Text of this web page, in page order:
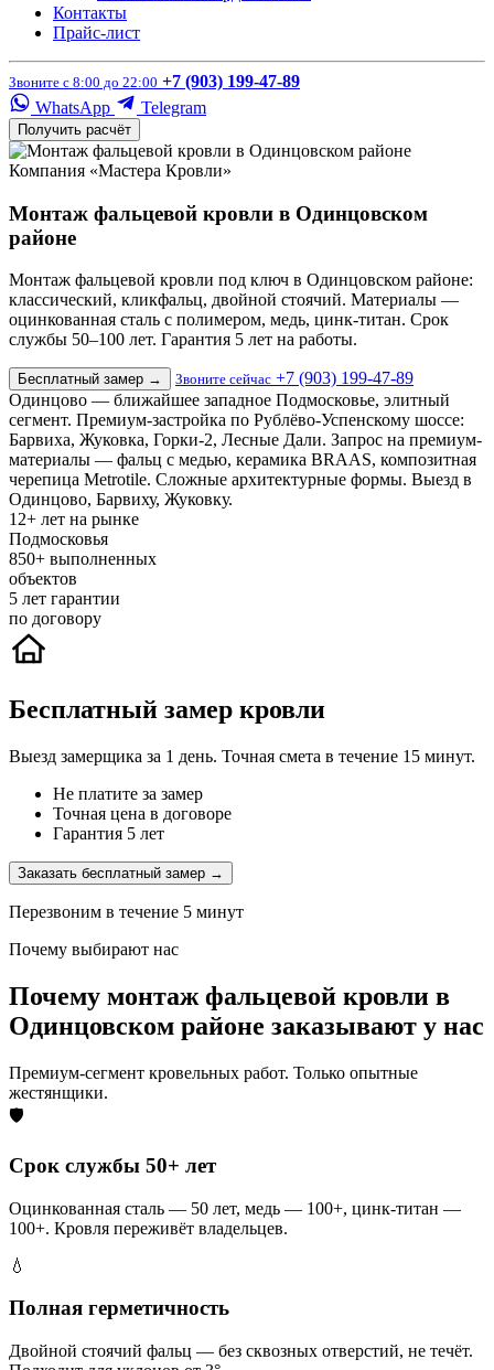
Контакты
Прайс-лист
Звоните с 8:00 до 22:00 +7 (903) 199-47-89
WhatsApp
Telegram
Получить расчёт
Компания «Мастера Кровли»
Монтаж фальцевой кровли в Одинцовском
районе
Монтаж фальцевой кровли под ключ в Одинцовском районе:
классический, кликфальц, двойной стоячий. Материалы —
оцинкованная сталь с полимером, медь, цинк-титан. Срок
службы 50–100 лет. Гарантия 5 лет на работы.
Бесплатный замер → Звоните сейчас +7 (903) 199-47-89
Одинцово — ближайшее западное Подмосковье, элитный
сегмент. Премиум-застройка по Рублёво-Успенскому шоссе:
Барвиха, Жуковка, Горки-2, Лесные Дали. Запрос на премиум-
материалы — фальц с медью, керамика BRAAS, композитная
черепица Metrotile. Сложные архитектурные формы. Выезд в
Одинцово, Барвиху, Жуковку.
12+ лет на рынке
Подмосковья
850+ выполненных
объектов
5 лет гарантии
по договору
Бесплатный замер кровли
Выезд замерщика за 1 день. Точная смета в течение 15 минут.
Не платите за замер
Точная цена в договоре
Гарантия 5 лет
Заказать бесплатный замер →
Перезвоним в течение 5 минут
Почему выбирают нас
Почему монтаж фальцевой кровли в
Одинцовском районе заказывают у нас
Премиум-сегмент кровельных работ. Только опытные
жестянщики.
🛡️
Срок службы 50+ лет
Оцинкованная сталь — 50 лет, медь — 100+, цинк-титан —
100+. Кровля переживёт владельцев.
💧
Полная герметичность
Двойной стоячий фальц — без сквозных отверстий, не течёт.